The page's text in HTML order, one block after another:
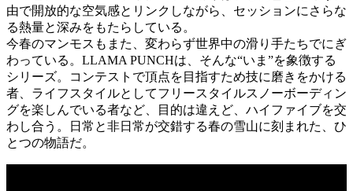
由で開放的な空気感とリンクしながら、セッションにさらな
る熱量と深みをもたらしている。
今春のマンモスもまた、変わらず世界中の滑り手たちでにぎ
わっている。LLAMA PUNCHは、そんな“いま”を象徴する
シリーズ。コンテストで頂点を目指すため技に磨きをかける
者、ライフスタイルとしてフリースタイルスノーボーディン
グを楽しんでいる者など、目的は違えど、ハイファイブを交
わし合う。日常と非日常が交錯する春の雪山に刻まれた、ひ
とつの物語だ。